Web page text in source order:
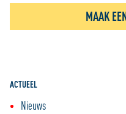
MAAK
ACTUEEL
Nieuws